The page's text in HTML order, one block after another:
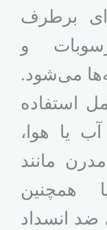
برطرف
و
می‌شود.
استفاده
یا هوا،
مانند
همچنین
ضد انسداد